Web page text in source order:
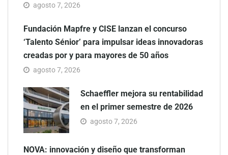
agosto 7, 2026
Fundación Mapfre y CISE lanzan el concurso
‘Talento Sénior’ para impulsar ideas innovadoras
creadas por y para mayores de 50 años
agosto 7, 2026
Schaeffler mejora su rentabilidad
en el primer semestre de 2026
agosto 7, 2026
NOVA: innovación y diseño que transforman